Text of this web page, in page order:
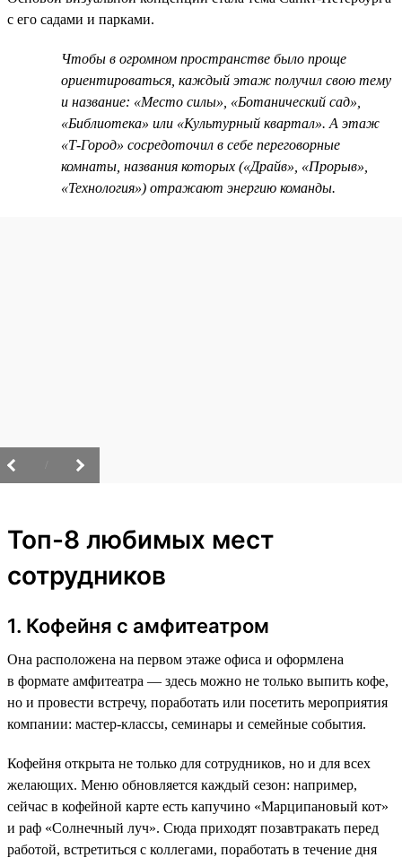
с его садами и парками.
Чтобы в огромном пространстве было проще
ориентироваться, каждый этаж получил свою тему
и название: «Место силы», «Ботанический сад»,
«Библиотека» или «Культурный квартал». А этаж
«Т-Город» сосредоточил в себе переговорные
комнаты, названия которых («Драйв», «Прорыв»,
«Технология») отражают энергию команды.
Топ-8 любимых мест
сотрудников
1. Кофейня с амфитеатром
Она расположена на первом этаже офиса и оформлена
в формате амфитеатра — здесь можно не только выпить кофе,
но и провести встречу, поработать или посетить мероприятия
компании: мастер-классы, семинары и семейные события.
Кофейня открыта не только для сотрудников, но и для всех
желающих. Меню обновляется каждый сезон: например,
сейчас в кофейной карте есть капучино «Марципановый кот»
и раф «Солнечный луч». Сюда приходят позавтракать перед
работой, встретиться с коллегами, поработать в течение дня